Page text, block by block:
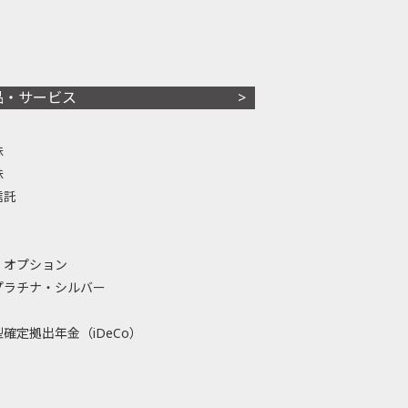
・サービス
託
プション
ラチナ・シルバー
定拠出年金（iDeCo）